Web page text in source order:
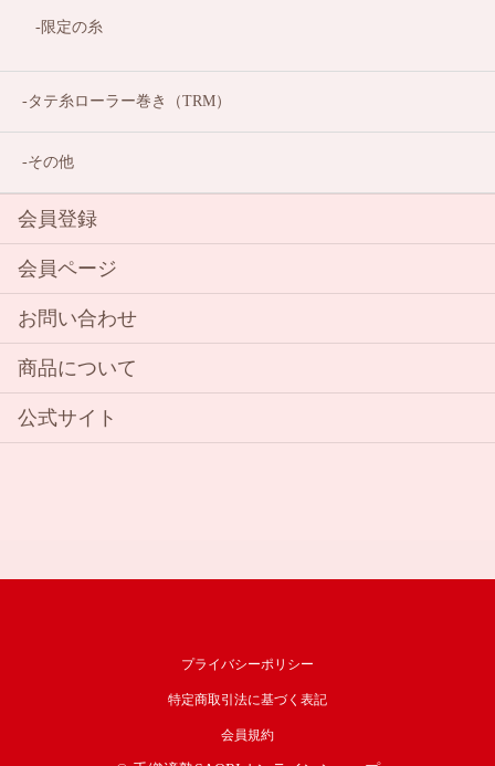
限定の糸
タテ糸ローラー巻き（TRM）
その他
会員登録
会員ページ
お問い合わせ
商品について
公式サイト
プライバシーポリシー
特定商取引法に基づく表記
会員規約